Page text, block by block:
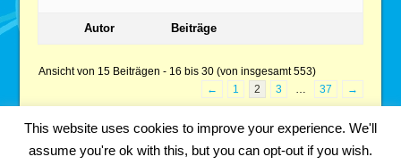
Autor Beiträge
Ansicht von 15 Beiträgen - 16 bis 30 (von insgesamt 553)
←
1 2 3 37 →
This website uses cookies to improve your experience. We'll
assume you're ok with this, but you can opt-out if you wish.